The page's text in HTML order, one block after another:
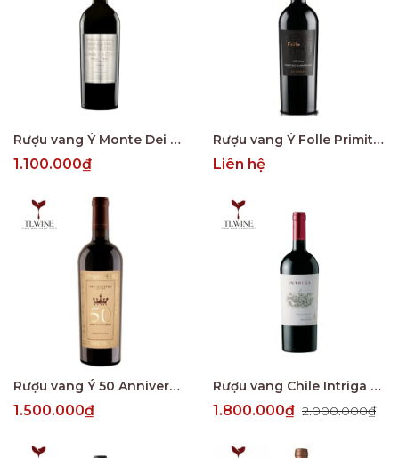
Rượu vang Ý Monte Dei CocciPrimitivo
1.100.000₫
Rượu vang Ý Folle Primitivo Di Manduria
Liên hệ
Rượu vang Ý 50 Anniversario Negroamaro Primitivo
1.500.000₫
Rượu vang Chile Intriga Cabernet Sauvignon
1.800.000₫ 2.000.000₫